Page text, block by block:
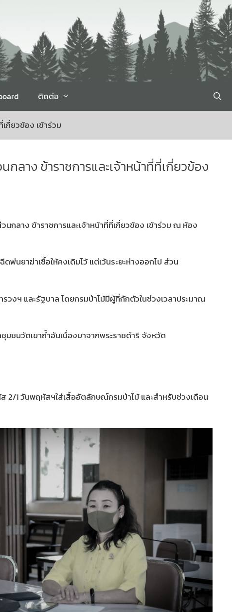
ติดต่อ
กี่ยวข้อง เข้าร่วม
ลาง ข้าราชการและเจ้าหน้าที่ที่เกี่ยวข้อง
าง ข้าราชการและเจ้าหน้าที่ที่เกี่ยวข้อง เข้าร่วม ณ ห้อง
ยาฆ่าเชื้อให้คงเดิมไว้ แต่เว้นระยะห่างออกไป ส่วน
ฯ และรัฐบาล โดยกรมป่าไม้มีผู้ที่กักตัวในช่วงเวลาประมาณ
นวัดเขาถ้ำอันเนื่องมาจากพระราชดำริ จังหวัด
1 วันพฤหัสฯใส่เสื้ออัตลักษณ์กรมป่าไม้ และสำหรับช่วงเดือน